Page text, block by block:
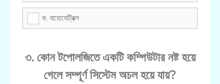
ক. বায়োমেট্রিক্স
৩. কোন টপোলজিতে একটি কম্পিউটার নষ্ট হয়ে
গেলে সম্পূর্ণ সিস্টেম অচল হয়ে যায়?